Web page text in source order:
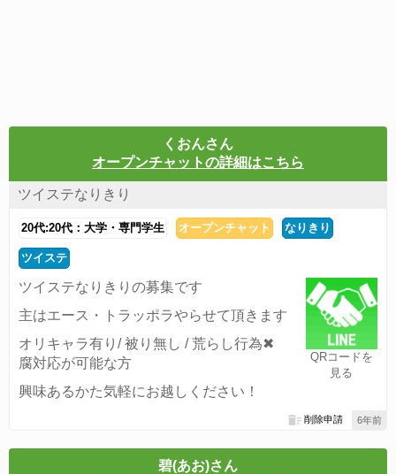
くおんさん
オープンチャットの詳細はこちら
ツイステなりきり
20代:20代：大学・専門学生 オープンチャット なりきり
ツイステ
QRコードを
見る
ツイステなりきりの募集です
主はエース・トラッポラやらせて頂きます
オリキャラ有り/ 被り無し / 荒らし行為✖
腐対応が可能な方
興味あるかた気軽にお越しください！
6年前
削除申請
碧(あお)さん